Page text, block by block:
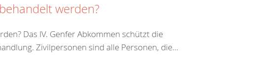
werden?
Das IV. Genfer Abkommen schützt die
Zivilpersonen sind alle Personen, die...